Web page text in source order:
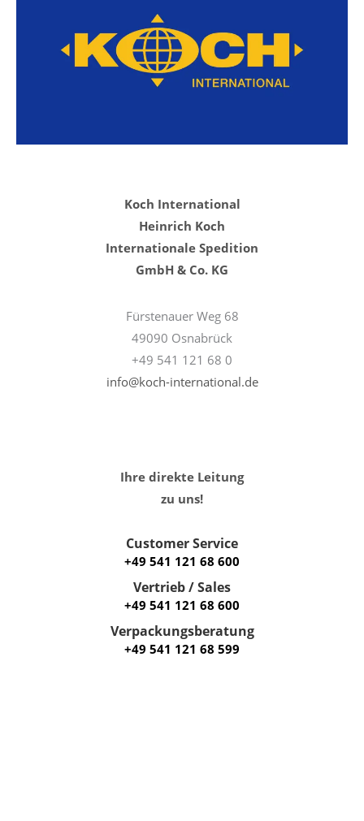
Koch International
Heinrich Koch
Internationale Spedition
GmbH & Co. KG
Fürstenauer Weg 68
49090 Osnabrück
+49 541 121 68 0
info@koch-international.de
Ihre direkte Leitung
zu uns!
Customer Service
+49 541 121 68 600
Vertrieb / Sales
+49 541 121 68 600
Verpackungsberatung
+49 541 121 68 599